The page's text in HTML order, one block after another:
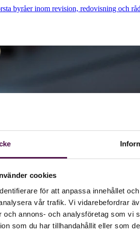
cookies
för att anpassa innehållet
vår trafik. Vi vidarebefordrar
och annons- och analysföretag som vi
som du har tillhandahållit eller som
byråer inom revision, redovisning och